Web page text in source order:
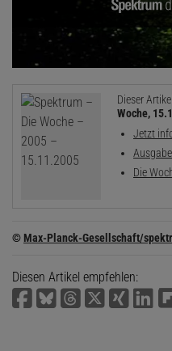
Dieser
Woche,
Jetzt
Die
© Max-Planck-Gesellschaft/
Diesen Artikel empfehlen: